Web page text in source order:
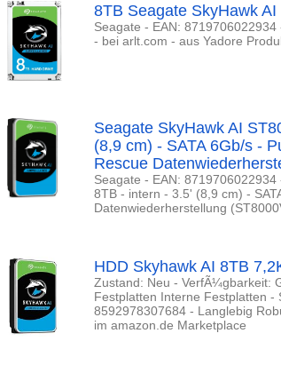
8TB Seagate SkyHawk
Seagate - EAN:
- bei arlt.com - aus Yadore
Seagate SkyHawk AI
(8,9 cm) - SATA 6Gb/s -
Rescue
Seagate - EAN:
8TB - intern - 3.5' (8,9 cm) -
Datenwiederherstellung
HDD Skyhawk AI 8TB
Zustand: Neu - VerfÃ¼gbarkeit:
Festplatten Interne Festplatten -
8592978307684 - Langlebig
im amazon.de Marketplace